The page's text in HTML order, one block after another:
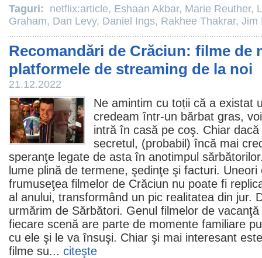
Taguri: netflix:article, Eshaan Akbar, Marie Reuther,
Graham, Dan Levy, Daniel Ings, Rakhee Thakrar, Jim
Recomandări de Crăciun: filme de
platformele de streaming de la noi
21.12.2022
Ne amintim cu toții că a existat
credeam într-un bărbat gras,
intră în casă pe coş. Chiar
secretul, (probabil) încă mai
speranţe legate de asta în anotimpul
lume plină de termene, şedinţe şi facturi.
frumuseţea filmelor de Crăciun nu poate fi
al anului, transformând un pic realitatea din jur.
urmărim de Sărbători. Genul filmelor de
fiecare scenă are parte de momente familiare
cu ele şi le va însuşi. Chiar şi mai interesant
filme su... citeşte